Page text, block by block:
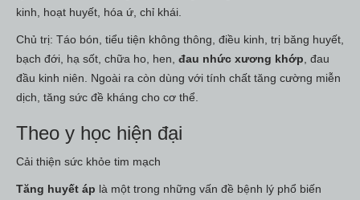
kinh, hoạt huyết, hóa ứ, chỉ khái.
Chủ trị: Táo bón, tiểu tiện không thông, điều kinh, trị băng huyết,
bạch đới, hạ sốt, chữa ho, hen, đau nhức xương khớp , đau
đầu kinh niên. Ngoài ra còn dùng với tính chất tăng cường miễn
dịch, tăng sức đề kháng cho cơ thể.
Theo y học hiện đại
Cải thiện sức khỏe tim mạch
Tăng huyết áp là một trong những vấn đề bệnh lý phổ biến